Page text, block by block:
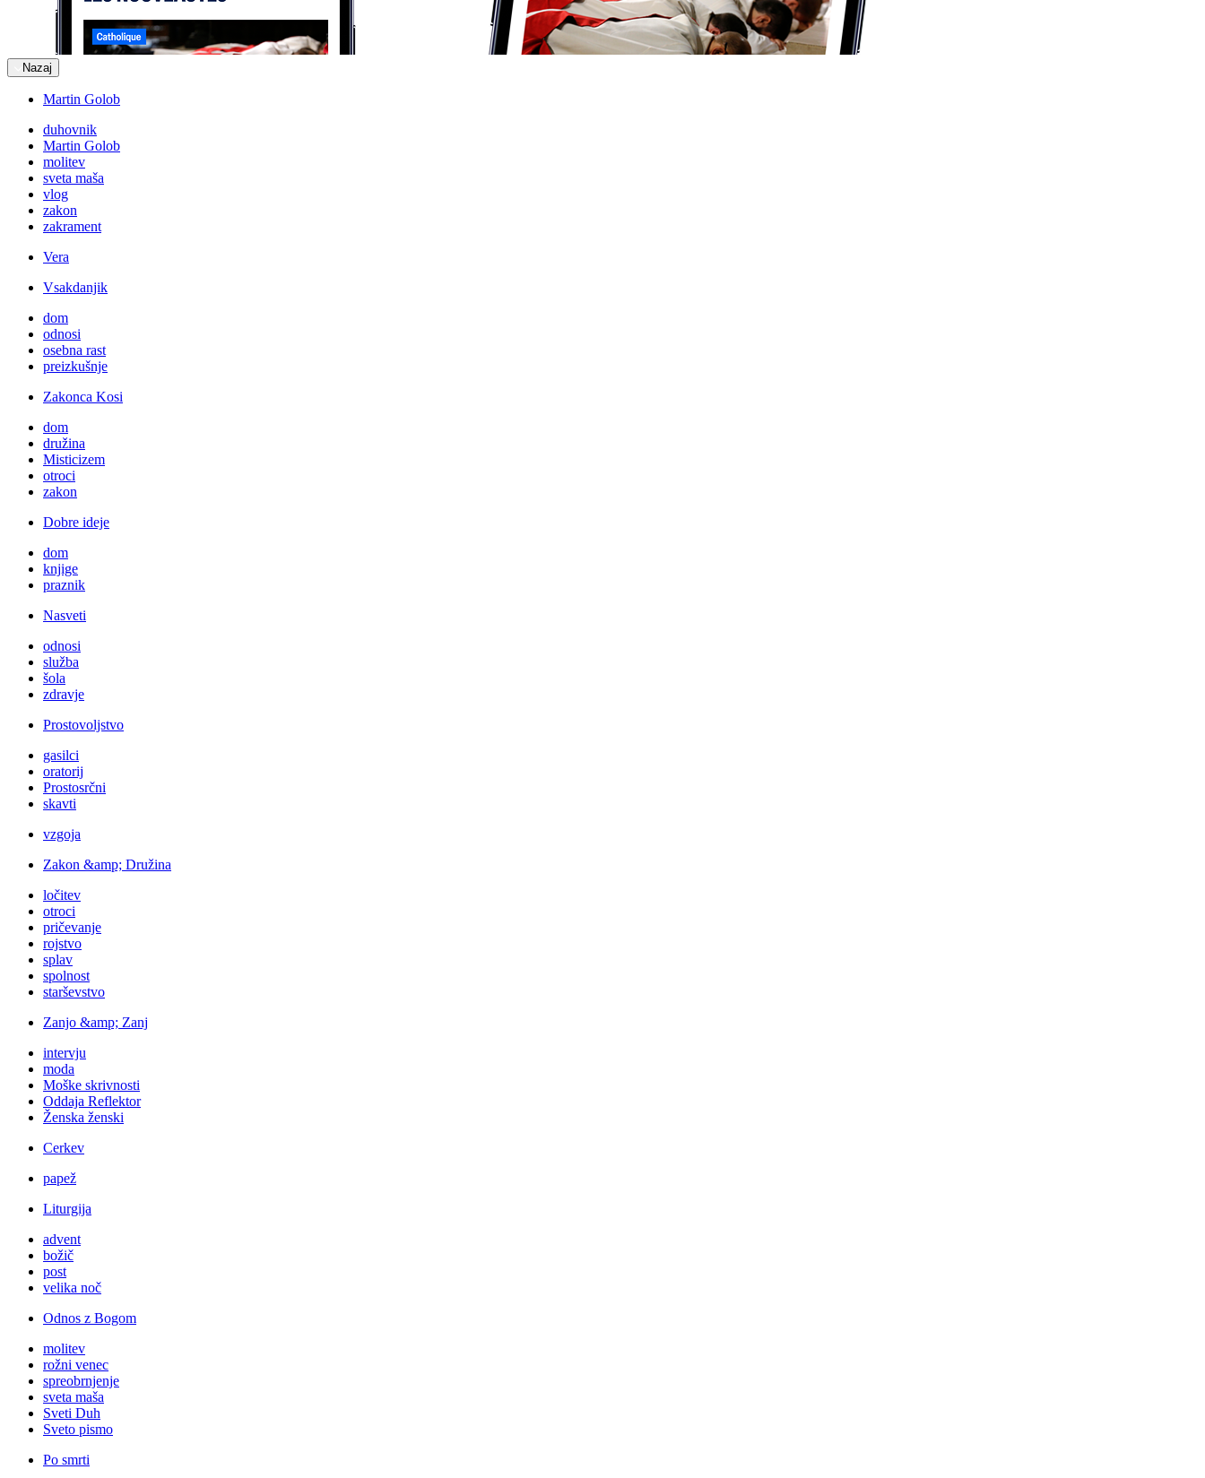
Nazaj
Martin Golob
duhovnik
Martin Golob
molitev
sveta maša
vlog
zakon
zakrament
Vera
Vsakdanjik
dom
odnosi
osebna rast
preizkušnje
Zakonca Kosi
dom
družina
Misticizem
otroci
zakon
Dobre ideje
dom
knjige
praznik
Nasveti
odnosi
služba
šola
zdravje
Prostovoljstvo
gasilci
oratorij
Prostosrčni
skavti
vzgoja
Zakon &amp; Družina
ločitev
otroci
pričevanje
rojstvo
splav
spolnost
starševstvo
Zanjo &amp; Zanj
intervju
moda
Moške skrivnosti
Oddaja Reflektor
Ženska ženski
Cerkev
papež
Liturgija
advent
božič
post
velika noč
Odnos z Bogom
molitev
rožni venec
spreobrnjenje
sveta maša
Sveti Duh
Sveto pismo
Po smrti